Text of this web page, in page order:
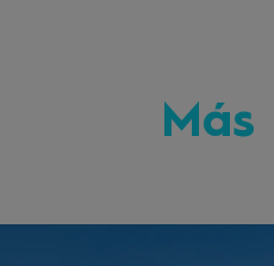
Más